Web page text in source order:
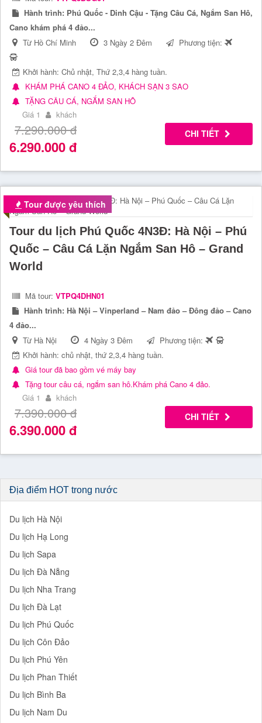
Hành trình: Phú Quốc - Dinh Cậu - Tặng Câu Cá, Ngắm San Hô,
Cano khám phá 4 đảo...
Từ Hồ Chí Minh
3 Ngày 2 Đêm Phương tiện:
Khởi hành: Chủ nhật, Thứ 2,3,4 hàng tuần.
KHÁM PHÁ CANO 4 ĐẢO, KHÁCH SẠN 3 SAO
TẶNG CÂU CÁ, NGẮM SAN HÔ
Giá 1
khách
7.290.000đ
6.290.000đ
CHI TIẾT
Tour được yêu thích
Tour du lịch Phú Quốc 4N3Đ: Hà Nội – Phú
Quốc – Câu Cá Lặn Ngắm San Hô – Grand
World
Mã tour: VTPQ4DHN01
Hành trình: Hà Nội – Vinperland – Nam đảo – Đông đảo – Cano
4 đảo...
Từ Hà Nội
4 Ngày 3 Đêm
Phương tiện:
Khởi hành: chủ nhật, thứ 2,3,4 hàng tuần.
Giá tour đã bao gồm vé máy bay
Tặng tour câu cá, ngắm san hô.Khám phá Cano 4 đảo.
Giá 1
khách
7.390.000đ
6.390.000đ
CHI TIẾT
Địa điểm HOT trong nước
Du lịch Hà Nội
Du lịch Hạ Long
Du lịch Sapa
Du lịch Đà Nẵng
Du lịch Nha Trang
Du lịch Đà Lạt
Du lịch Phú Quốc
Du lịch Côn Đảo
Du lịch Phú Yên
Du lịch Phan Thiết
Du lịch Bình Ba
Du lịch Nam Du